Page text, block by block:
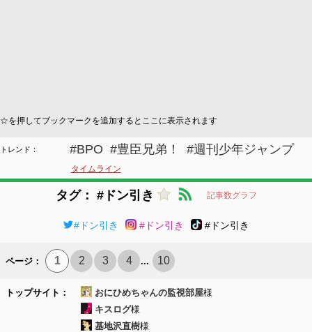
☆を押してブックマークを追加するとここに表示されます
#BPO #豊臣兄弟！ #週刊少年ジャンプ
タイムライン
トレンド：
タグ： #ドン引き 記事数グラフ
#ドン引き #ドン引き #ドン引き
ページ： 1 2 3 4 ... 10
トップサイト： おにひめちゃんの監視部屋様
キスログ様
基地沢直樹様